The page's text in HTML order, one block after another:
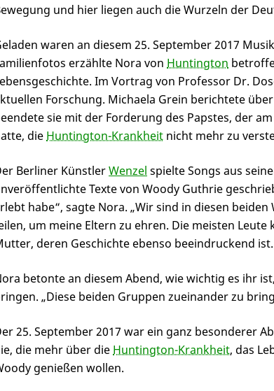
und hier liegen auch die Wurzeln der
waren an diesem 25. September 2017
erzählte Nora von Huntington
Im Vortrag von Professor Dr.
Forschung. Michaela Grein berichtete
sie mit der Forderung des Papstes, der
die Huntington-Krankheit nicht mehr zu
Berliner KünstlerWenzel spielte Songs aus
Texte von Woody Guthrie
habe“, sagte Nora. „Wir sind in diesen
um meine Eltern zu ehren. Die meisten
deren Geschichte ebenso beeindruckend
betonte an diesem Abend, wie wichtig es ihr
„Diese beiden Gruppen zueinander zu
25. September 2017 war ein ganz besonderer
die mehr über die Huntington-Krankheit, das
genießen wollen.